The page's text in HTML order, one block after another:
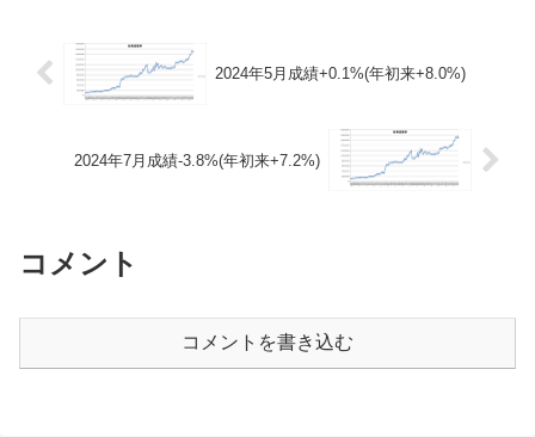
2024年5月成績+0.1%(年初来+8.0%)
2024年7月成績-3.8%(年初来+7.2%)
コメント
コメントを書き込む